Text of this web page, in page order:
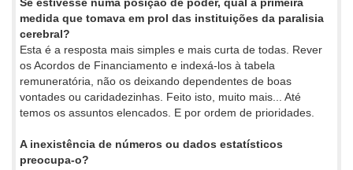
medida que tomava em prol das instituições da paralisia
cerebral?
Esta é a resposta mais simples e mais curta de todas. Rever
os Acordos de Financiamento e indexá-los à tabela
remuneratória, não os deixando dependentes de boas
vontades ou caridadezinhas. Feito isto, muito mais... Até
temos os assuntos elencados. E por ordem de prioridades.
A inexistência de números ou dados estatísticos
preocupa-o?